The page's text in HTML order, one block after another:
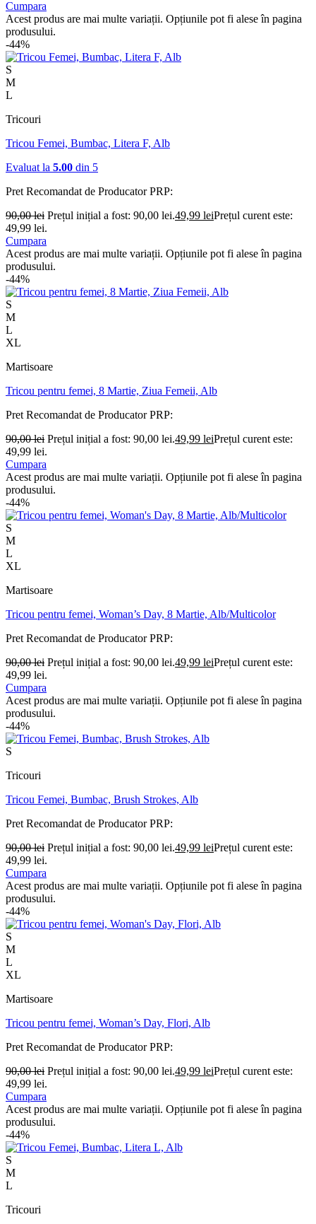
Cumpara
Acest produs are mai multe variații. Opțiunile pot fi alese în pagina
produsului.
-44%
S
M
L
Tricouri
Tricou Femei, Bumbac, Litera F, Alb
Evaluat la 5.00 din 5
Pret Recomandat de ProducatorPRP:
90,00lei Prețul inițial a fost: 90,00 lei.49,99 leiPrețul curent este:
49,99 lei.
Cumpara
Acest produs are mai multe variații. Opțiunile pot fi alese în pagina
produsului.
-44%
S
M
L
XL
Martisoare
Tricou pentru femei, 8 Martie, Ziua Femeii, Alb
Pret Recomandat de ProducatorPRP:
90,00lei Prețul inițial a fost: 90,00 lei.49,99 leiPrețul curent este:
49,99 lei.
Cumpara
Acest produs are mai multe variații. Opțiunile pot fi alese în pagina
produsului.
-44%
S
M
L
XL
Martisoare
Tricou pentru femei, Woman’s Day, 8 Martie, Alb/Multicolor
Pret Recomandat de ProducatorPRP:
90,00lei Prețul inițial a fost: 90,00 lei.49,99 leiPrețul curent este:
49,99 lei.
Cumpara
Acest produs are mai multe variații. Opțiunile pot fi alese în pagina
produsului.
-44%
S
Tricouri
Tricou Femei, Bumbac, Brush Strokes, Alb
Pret Recomandat de ProducatorPRP:
90,00lei Prețul inițial a fost: 90,00 lei.49,99 leiPrețul curent este:
49,99 lei.
Cumpara
Acest produs are mai multe variații. Opțiunile pot fi alese în pagina
produsului.
-44%
S
M
L
XL
Martisoare
Tricou pentru femei, Woman’s Day, Flori, Alb
Pret Recomandat de ProducatorPRP:
90,00lei Prețul inițial a fost: 90,00 lei.49,99 leiPrețul curent este:
49,99 lei.
Cumpara
Acest produs are mai multe variații. Opțiunile pot fi alese în pagina
produsului.
-44%
S
M
L
Tricouri